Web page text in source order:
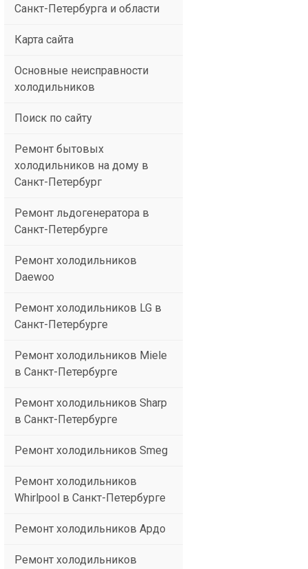
Санкт-Петербурга и области
Карта сайта
Основные неисправности
холодильников
Поиск по сайту
Ремонт бытовых
холодильников на дому в
Санкт-Петербург
Ремонт льдогенератора в
Санкт-Петербурге
Ремонт холодильников
Daewoo
Ремонт холодильников LG в
Санкт-Петербурге
Ремонт холодильников Miele
в Санкт-Петербурге
Ремонт холодильников Sharp
в Санкт-Петербурге
Ремонт холодильников Smeg
Ремонт холодильников
Whirlpool в Санкт-Петербурге
Ремонт холодильников Ардо
Ремонт холодильников